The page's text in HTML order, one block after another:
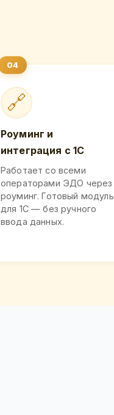
🔗
Роуминг и
интеграция с 1С
Работает со всеми
операторами ЭДО через
роуминг. Готовый модуль
для 1С — без ручного
ввода данных.